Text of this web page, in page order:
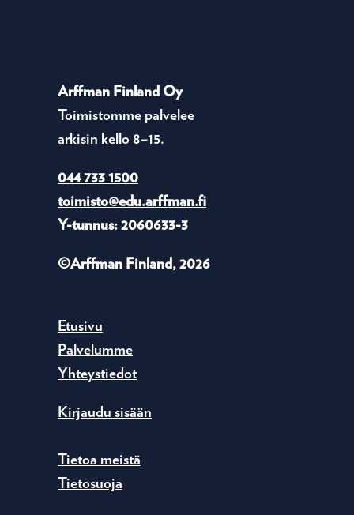
Arffman Finland Oy
Toimistomme palvelee
arkisin kello 8–15.
044 733 1500
toimisto@edu.arffman.fi
Y-tunnus: 2060633-3
©Arffman Finland, 2026
Etusivu
Palvelumme
Yhteystiedot
Kirjaudu sisään
Tietoa meistä
Tietosuoja